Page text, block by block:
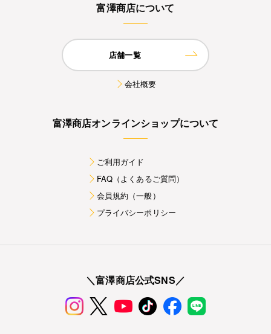
富澤商店について
店舗一覧
会社概要
富澤商店オンラインショップについて
ご利用ガイド
FAQ（よくあるご質問）
会員規約（一般）
プライバシーポリシー
＼富澤商店公式SNS／